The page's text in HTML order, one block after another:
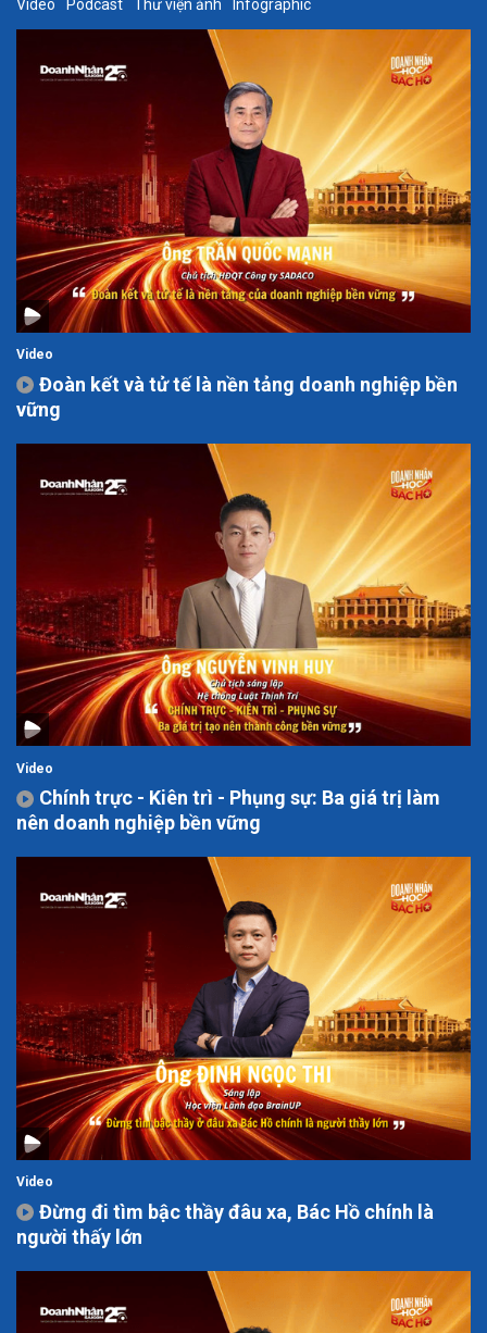
Video Podcast Thư viện ảnh Infographic
Video
Đoàn kết và tử tế là nền tảng doanh nghiệp bền
vững
Video
Chính trực - Kiên trì - Phụng sự: Ba giá trị làm
nên doanh nghiệp bền vững
Video
Đừng đi tìm bậc thầy đâu xa, Bác Hồ chính là
người thấy lớn